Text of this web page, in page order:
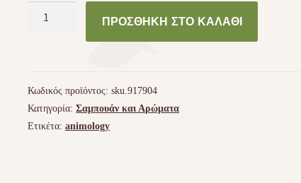
ML
ποσότητα
ΠΡΟΣΘΉΚΗ ΣΤΟ ΚΑΛΆΘΙ
Κωδικός προϊόντος:sku.917904
Κατηγορία:Σαμπουάν και Αρώματα
Ετικέτα:animology